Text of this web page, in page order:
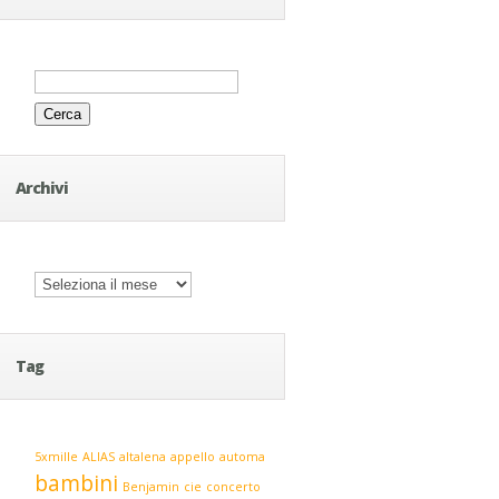
Ricerca
per:
Archivi
Archivi
Tag
5xmille ALIAS altalena appello automa
bambini Benjamin cie concerto